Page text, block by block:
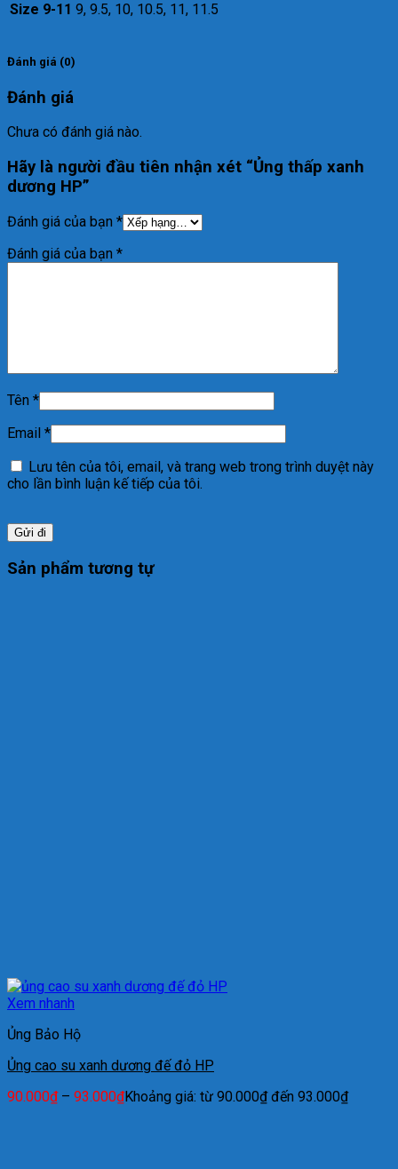
Size 9-11 9, 9.5, 10, 10.5, 11, 11.5
Đánh giá (0)
Đánh giá
Chưa có đánh giá nào.
Hãy là người đầu tiên nhận xét “Ủng thấp xanh
dương HP”
Đánh giá của bạn *
Đánh giá của bạn *
Tên *
Email *
Lưu tên của tôi, email, và trang web trong trình duyệt này
cho lần bình luận kế tiếp của tôi.
Sản phẩm tương tự
Xem nhanh
Ủng Bảo Hộ
Ủng cao su xanh dương đế đỏ HP
90.000₫ – 93.000₫Khoảng giá: từ 90.000₫ đến 93.000₫